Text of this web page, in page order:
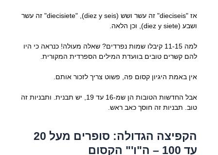
אז "dieciseis" זה עשר ושש (diez y seis), "diecisiete" זה עשר
ושבע (diez y siete), וכן הלאה.
למה 11-15 קיבלו שמות נפרדים? שאלה מעולה! כנראה כי היו
להם קשרים טובים בוועדת המילים הספרדית המקורית.
אין באמת היגיון קסום פה, פשוט צריך לזכור אותם.
אבל החדשות הטובות הן שמ-16 עד 19, יש תבנית. ותבניות זה
טוב. תבניות זה חוסך כאב ראש.
הקפיצה הגדולה: סופרים מעל 20
עד 100 – ה"ו'" הקסום